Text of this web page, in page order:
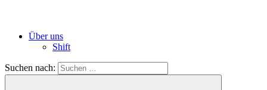
Über uns
Shift
Suchen nach: